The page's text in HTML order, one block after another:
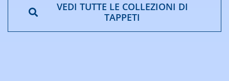
VEDI TUTTE LE COLLEZIONI DI
TAPPETI